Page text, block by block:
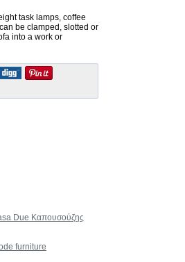
task lamps, coffee
be clamped, slotted or
into a work or
Due Καπουσούζης
furniture